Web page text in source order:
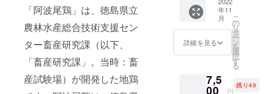
「阿波尾鶏」は、徳島県立
農林水産総合技術支援セン
ター畜産研究課（以下、
「畜産研究課」。当時：畜
産試験場）が開発した地鶏
袋、阿
波尾鶏
もも正
肉 ５
００ｇ×
１袋、
鶏むね
切り
年11
月
詳細を見る
こ
の
リ
タ
ー
ン
を
選
択
す
る
7,5
00 円
残り49